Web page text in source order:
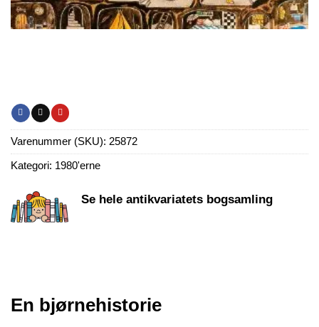
Varenummer (SKU): 25872
Kategori: 1980'erne
Se hele antikvariatets bogsamling
En bjørnehistorie